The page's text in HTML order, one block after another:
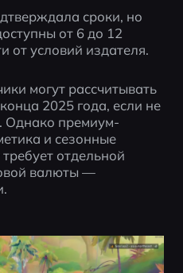
сроки, но
от 6 до 12
от условий издателя.
могут рассчитывать
2025 года, если не
Однако премиум-
и сезонные
отдельной
валюты —